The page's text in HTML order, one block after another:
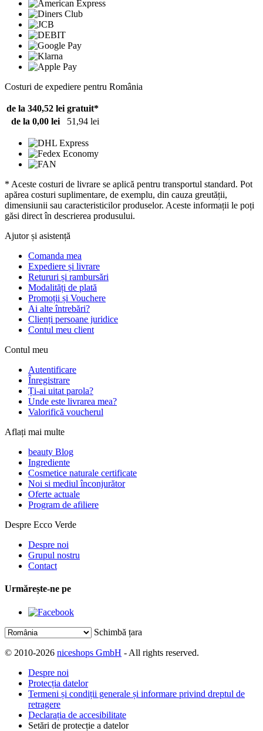
Costuri de expediere pentru România
de la 340,52 lei gratuit*
de la 0,00 lei
51,94 lei
* Aceste costuri de livrare se aplică pentru transportul standard. Pot
apărea costuri suplimentare, de exemplu, din cauza greutății,
dimensiunii sau caracteristicilor produselor. Aceste informații le poți
găsi direct în descrierea produsului.
Ajutor și asistență
Comanda mea
Expediere și livrare
Retururi și rambursări
Modalități de plată
Promoții și Vouchere
Ai alte întrebări?
Clienți persoane juridice
Contul meu client
Contul meu
Autentificare
Înregistrare
Ți-ai uitat parola?
Unde este livrarea mea?
Valorifică voucherul
Aflați mai multe
beauty Blog
Ingrediente
Cosmetice naturale certificate
Noi si mediul înconjurător
Oferte actuale
Program de afiliere
Despre Ecco Verde
Despre noi
Grupul nostru
Contact
Urmărește-ne pe
Schimbă țara
© 2010-2026 niceshops GmbH - All rights reserved.
Despre noi
Protecția datelor
Termeni și condiții generale și informare privind dreptul de
retragere
Declarația de accesibilitate
Setări de protecție a datelor